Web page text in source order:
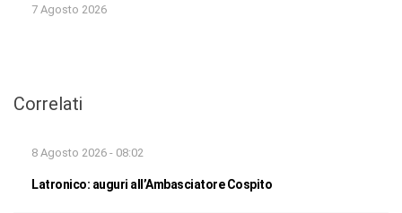
7 Agosto 2026
Correlati
8 Agosto 2026 - 08:02
Latronico: auguri all’Ambasciatore Cospito